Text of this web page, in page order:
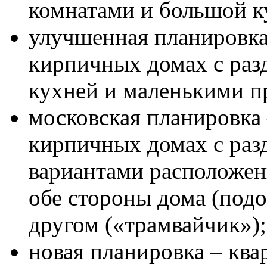
комнатами и большой
улучшенная
кирпичных домах с
кухней и маленькими
московская
кирпичных домах с
вариантами
обе стороны дома
другом («трамвайчик»);
новая планировка –